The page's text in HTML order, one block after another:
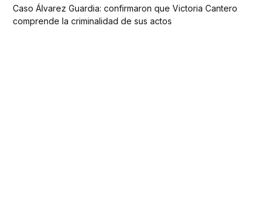
Caso Álvarez Guardia: confirmaron que Victoria Cantero
comprende la criminalidad de sus actos